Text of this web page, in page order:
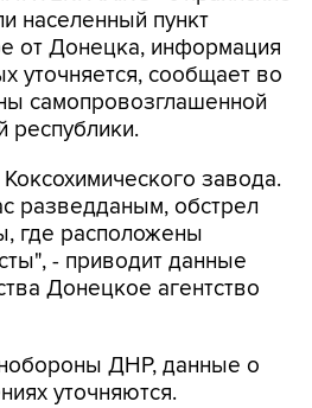
населенный пункт
от Донецка, информация
уточняется, сообщает во
самопровозглашенной
республики.
завода.
разведданым, обстрел
где расположены
- приводит данные
Донецкое агентство
ДНР, данные о
уточняются.